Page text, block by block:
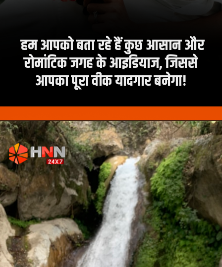
हम आपको बता रहे हैं कुछ आसान और
रोमांटिक जगह के आइडियाज, जिससे